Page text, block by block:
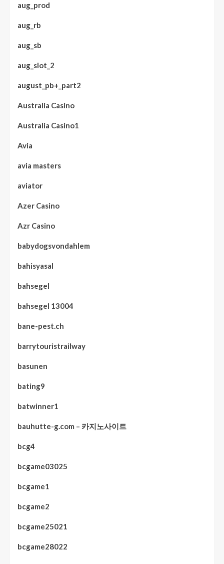
aug_prod
aug_rb
aug_sb
aug_slot_2
august_pb+_part2
Australia Casino
Australia Casino1
Avia
avia masters
aviator
Azer Casino
Azr Casino
babydogsvondahlem
bahisyasal
bahsegel
bahsegel 13004
bane-pest.ch
barrytouristrailway
basunen
bating9
batwinner1
bauhutte-g.com – 카지노사이트
bcg4
bcgame03025
bcgame1
bcgame2
bcgame25021
bcgame28022